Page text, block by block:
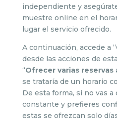
independiente y
muestre online en el
lugar el servicio ofrecido.
A continuación, accede a
desde las acciones de
“Ofrecer varias reservas
se trataría de un horario
De esta forma, si no vas
constante y prefieres
estas se ofrezcan solo